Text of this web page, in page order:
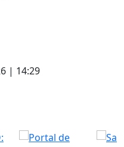
| 14:29